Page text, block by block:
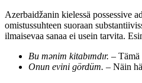
Azerbaidžanin kielessä possessive
omistussuhteen suoraan
ilmaisevaa sanaa ei usein tarvita.
Bu mənim kitabımdır. –
Onun evini gördüm. – Näin